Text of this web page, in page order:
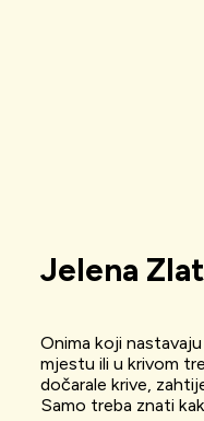
Jelena
Onima koji
mjestu ili u krivom
dočarale krive,
Samo treba znati